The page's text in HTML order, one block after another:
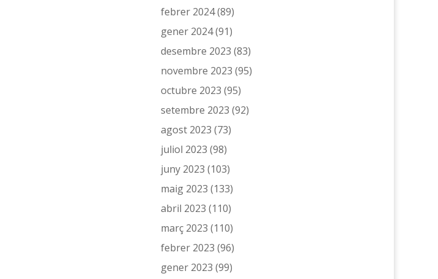
febrer 2024(89)
gener 2024(91)
desembre 2023 (83)
novembre 2023 (95)
octubre 2023 (95)
setembre 2023 (92)
agost 2023 (73)
juliol 2023 (98)
juny 2023 (103)
maig 2023 (133)
abril 2023 (110)
març 2023 (110)
febrer 2023 (96)
gener 2023 (99)